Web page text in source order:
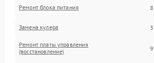
Ремонт блока питания
Замена кулера
Ремонт платы управления
(восстановление)